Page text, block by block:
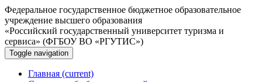
Федеральное государственное бюджетное образовательное
учреждение высшего образования
«Российский государственный университет туризма и
сервиса» (ФГБОУ ВО «РГУТИС»)
Toggle navigation
Главная (current)